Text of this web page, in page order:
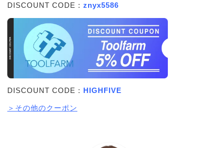
DISCOUNT CODE： znyx5586
DISCOUNT CODE： HIGHFIVE
＞その他のクーポン